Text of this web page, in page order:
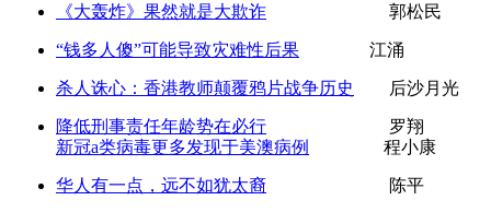
《大轰炸》果然就是大欺诈 郭松民
“钱多人傻”可能导致灾难性后果 江涌
杀人诛心：香港教师颠覆鸦片战争历史 后沙月光
降低刑事责任年龄势在必行 罗翔
新冠a类病毒更多发现于美澳病例
程小康
华人有一点，远不如犹太裔 陈平